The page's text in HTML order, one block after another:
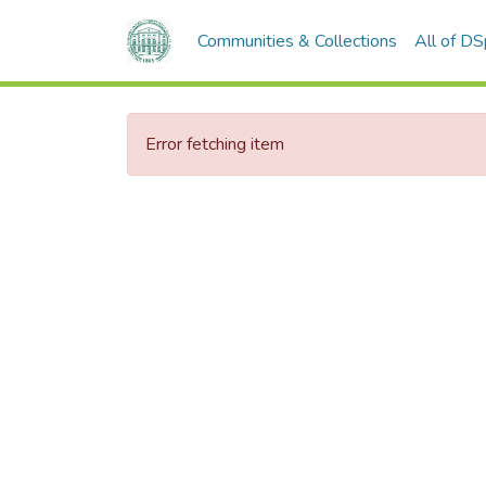
Communities & Collections All of
Error fetching item